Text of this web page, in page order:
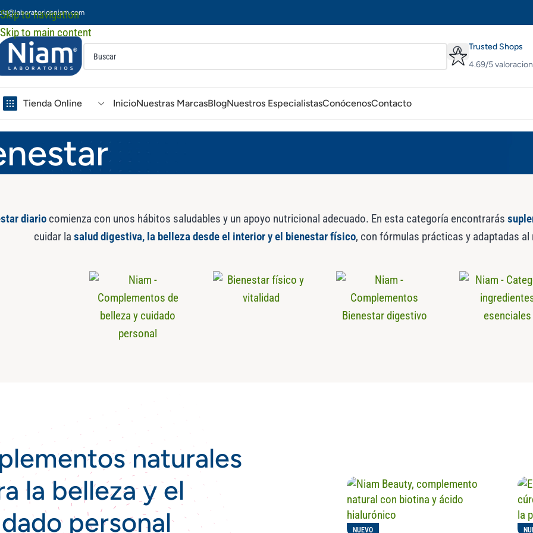
Skip to navigation
Skip to main content
Trusted Shops
4.69/5
Tienda Online InicioNuestras MarcasBlogNuestros EspecialistasConócenosContacto
diario comienza con unos hábitos saludables y un apoyo nutricional adecuado. En esta categoría encontrarás
cuidar la salud digestiva, la belleza desde el interior y el bienestar físico, con fórmulas prácticas y adaptadas al
naturales
la belleza y el
personal
NUEVO